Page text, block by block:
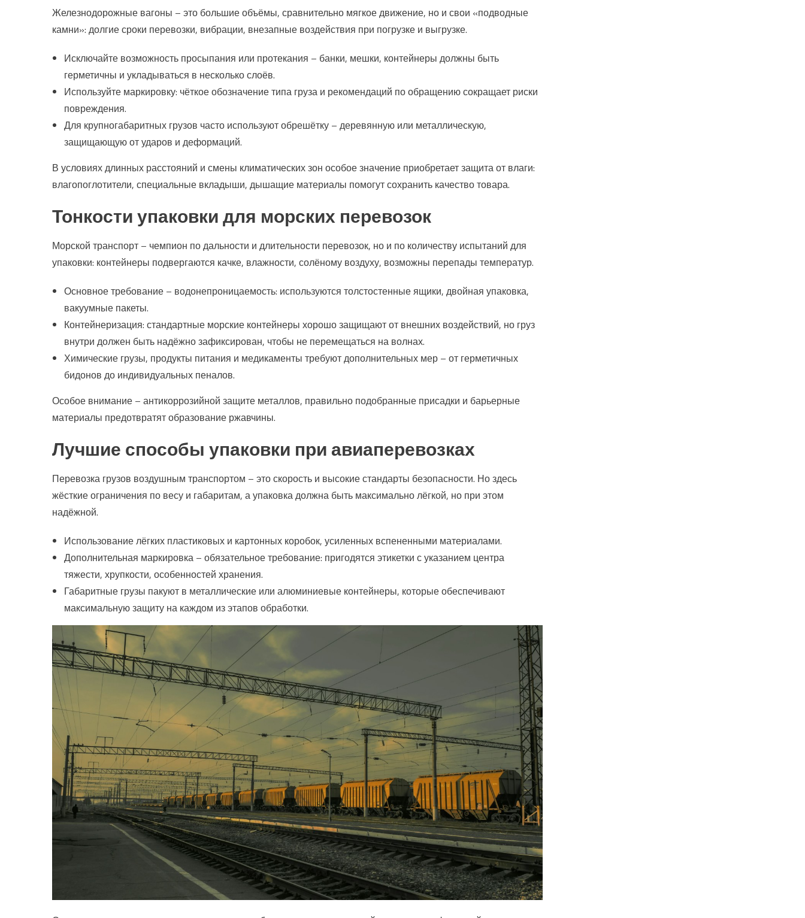
Железнодорожные вагоны – это большие объёмы, сравнительно мягкое движение, но и свои «подводные
камни»: долгие сроки перевозки, вибрации, внезапные воздействия при погрузке и выгрузке.
Исключайте возможность просыпания или протекания – банки, мешки, контейнеры должны быть
герметичны и укладываться в несколько слоёв.
Используйте маркировку: чёткое обозначение типа груза и рекомендаций по обращению сокращает риски
повреждения.
Для крупногабаритных грузов часто используют обрешётку – деревянную или металлическую,
защищающую от ударов и деформаций.
В условиях длинных расстояний и смены климатических зон особое значение приобретает защита от влаги:
влагопоглотители, специальные вкладыши, дышащие материалы помогут сохранить качество товара.
Тонкости упаковки для морских перевозок
Морской транспорт – чемпион по дальности и длительности перевозок, но и по количеству испытаний для
упаковки: контейнеры подвергаются качке, влажности, солёному воздуху, возможны перепады температур.
Основное требование – водонепроницаемость: используются толстостенные ящики, двойная упаковка,
вакуумные пакеты.
Контейнеризация: стандартные морские контейнеры хорошо защищают от внешних воздействий, но груз
внутри должен быть надёжно зафиксирован, чтобы не перемещаться на волнах.
Химические грузы, продукты питания и медикаменты требуют дополнительных мер – от герметичных
бидонов до индивидуальных пеналов.
Особое внимание – антикоррозийной защите металлов, правильно подобранные присадки и барьерные
материалы предотвратят образование ржавчины.
Лучшие способы упаковки при авиаперевозках
Перевозка грузов воздушным транспортом – это скорость и высокие стандарты безопасности. Но здесь
жёсткие ограничения по весу и габаритам, а упаковка должна быть максимально лёгкой, но при этом
надёжной.
Использование лёгких пластиковых и картонных коробок, усиленных вспененными материалами.
Дополнительная маркировка – обязательное требование: пригодятся этикетки с указанием центра
тяжести, хрупкости, особенностей хранения.
Габаритные грузы пакуют в металлические или алюминиевые контейнеры, которые обеспечивают
максимальную защиту на каждом из этапов обработки.